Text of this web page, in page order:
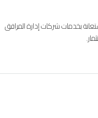
بخدمات شركات إدارة المرافق